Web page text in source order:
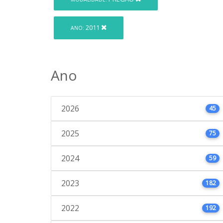
ANO: 2011
Ano
2026 45
2025 75
2024 59
2023 182
2022 192